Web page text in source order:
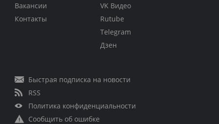
Вакансии
Контакты
VK Видео
Rutube
Telegram
Дзен
Быстрая подписка на новости
RSS
Политика конфиденциальности
Сообщить об ошибке